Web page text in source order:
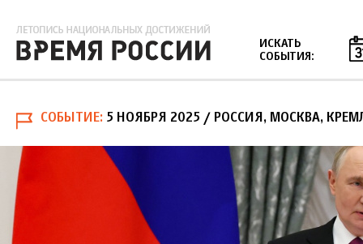
ИСКАТЬ
СОБЫТИЯ:
СОБЫТИЕ 5 НОЯБРЯ 2025 / РОССИЯ, МОСКВА,